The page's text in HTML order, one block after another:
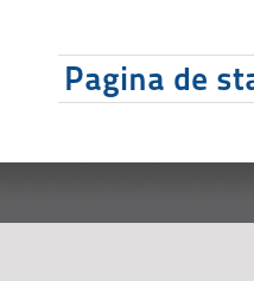
Pagina de